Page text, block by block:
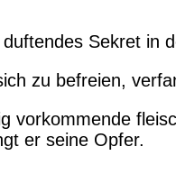
Sekret in
zu befreien,
vorkommende
er seine Opfer.